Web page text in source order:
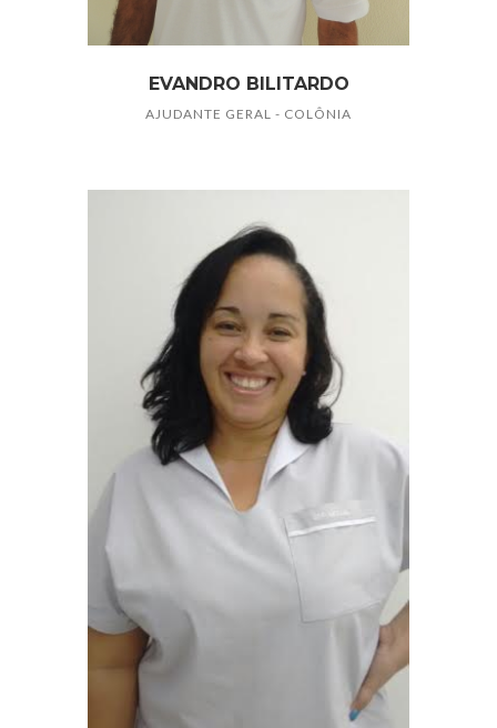
EVANDRO BILITARDO
AJUDANTE GERAL - COLÔNIA